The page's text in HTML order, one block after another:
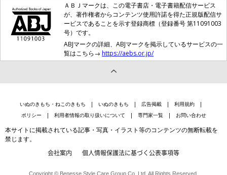
家庭でもできる！ 猫の「あごニキビ」の治
療法
ＡＢＪマークは、この電子書店・電子書籍配信サービス
が、著作権者からコンテンツ使用許諾を得た正規版配信サ
ービスであることを示す登録商標（登録番号 第11091003
号）です。
ABJマークの詳細、ABJマークを掲示しているサービスの一
覧はこちら→ https://aebs.or.jp/
いぬのきもち・ねこのきもち いぬのきもち 広告掲載
利用規約
ポリシー
利用者情報の取り扱いについて 専門家一覧 お問い合わせ
本サイトに掲載されている記事・写真・イラスト等のコンテンツの無断転載を
禁じます。
会社案内 個人情報保護法に基づく公表事項等
Copyright © Benesse Style Care Group Co.,Ltd. All Rights Reserved.